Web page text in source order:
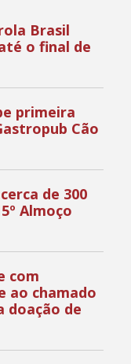
Brasil
o final de
primeira
Cão
de 300
Almoço
com
ao chamado
doação de